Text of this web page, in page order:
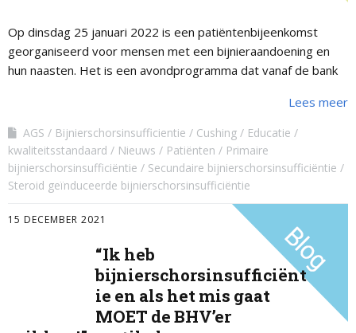
Op dinsdag 25 januari 2022 is een patiëntenbijeenkomst
georganiseerd voor mensen met een bijnieraandoening en
hun naasten. Het is een avondprogramma dat vanaf de bank
Lees meer
AGS Bijnierschorsinsufficientie Cushing
Educatie
kwaliteitsstandaard
Nieuws Patiënten
Primaire
bijnierschorsinsufficiëntie
Secundaire bijnierschorsinsufficiëntie
Steroid geïnduceerde bijnierschorsinsufficiëntie
15 DECEMBER 2021
“Ik heb
bijnierschorsinsufficiënt
ie en als het mis gaat
MOET de BHV’er